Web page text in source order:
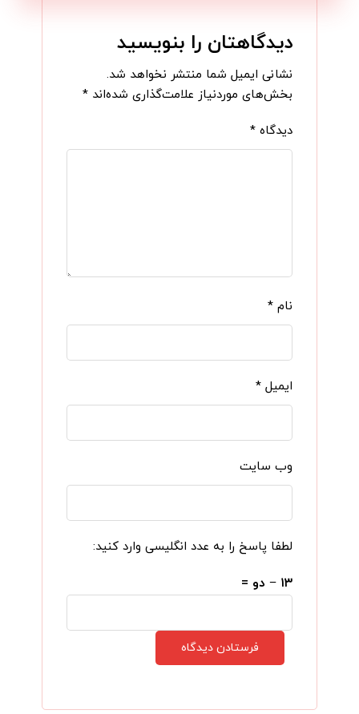
دیدگاهتان را بنویسید
نشانی ایمیل شما منتشر نخواهد شد.
بخش‌های موردنیاز علامت‌گذاری شده‌اند*
دیدگاه*
نام*
ایمیل*
وب‌ سایت
لطفا پاسخ را به عدد انگلیسی وارد کنید:
۱۳ − دو =